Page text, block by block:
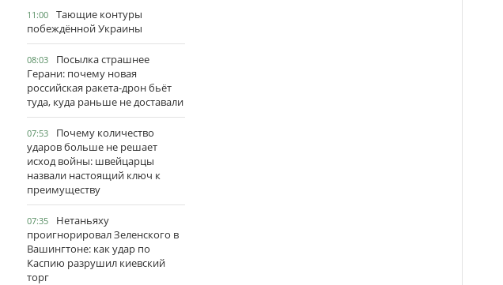
11:00
Тающие контуры
побеждённой Украины
08:03
Посылка страшнее
Герани: почему новая
российская ракета-дрон бьёт
туда, куда раньше не доставали
07:53
Почему количество
ударов больше не решает
исход войны: швейцарцы
назвали настоящий ключ к
преимуществу
07:35
Нетаньяху
проигнорировал Зеленского в
Вашингтоне: как удар по
Каспию разрушил киевский
торг